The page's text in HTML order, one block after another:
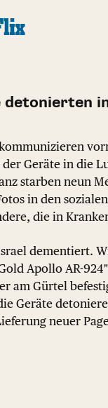
detonierten
Geräte in die
starben neun
in den
die in
dementiert.
Apollo AR-
am Gürtel
Geräte
neuer